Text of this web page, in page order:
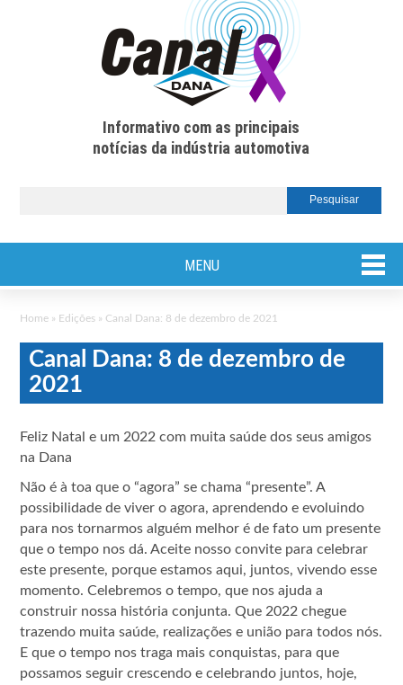
Informativo com as principais
notícias da indústria automotiva
MENU
Home » Edições » Canal Dana: 8 de dezembro de 2021
Canal Dana: 8 de dezembro de
2021
Feliz Natal e um 2022 com muita saúde dos seus amigos
na Dana
Não é à toa que o “agora” se chama “presente”. A
possibilidade de viver o agora, aprendendo e evoluindo
para nos tornarmos alguém melhor é de fato um presente
que o tempo nos dá. Aceite nosso convite para celebrar
este presente, porque estamos aqui, juntos, vivendo esse
momento. Celebremos o tempo, que nos ajuda a
construir nossa história conjunta. Que 2022 chegue
trazendo muita saúde, realizações e união para todos nós.
E que o tempo nos traga mais conquistas, para que
possamos seguir crescendo e celebrando juntos, hoje,